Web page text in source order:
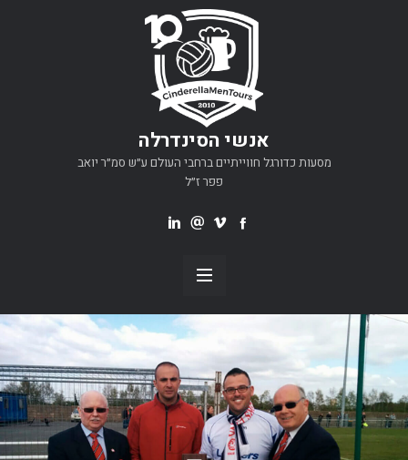
אנשי הסינדרלה
מסעות כדורגל חווייתיים ברחבי העולם ע״ש סמ״ר יואב
פפר ז״ל